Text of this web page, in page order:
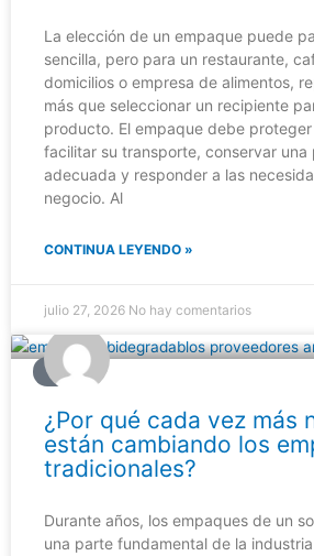
La elección de un empaque puede
sencilla, pero para un restaurante,
domicilios o empresa de alimentos,
más que seleccionar un recipiente
producto. El empaque debe proteger
facilitar su transporte, conservar una
adecuada y responder a las
negocio. Al
CONTINUA LEYENDO »
julio 27, 2026 No hay comentarios
BLOG
¿Por qué cada vez más
están cambiando los
tradicionales?
Durante años, los empaques de un
una parte fundamental de la